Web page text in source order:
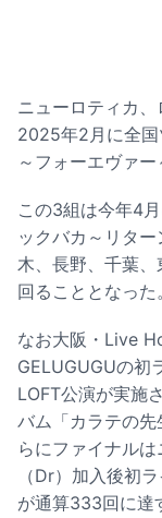
ニューロティカ、
2025年2月に全
～フォーエヴァー
この3組は今年4
ックバカ～リタ
木、長野、千葉
回ることとなった。
なお大阪・Live
GELUGUGUの初
LOFT公演が実施
バム「カラテの
らにファイナル
（Dr）加入後初
が通算333回に達